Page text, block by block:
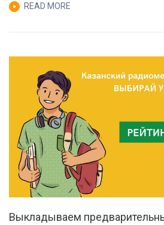
9
КЛАССА).
READ MORE
Выкладываем